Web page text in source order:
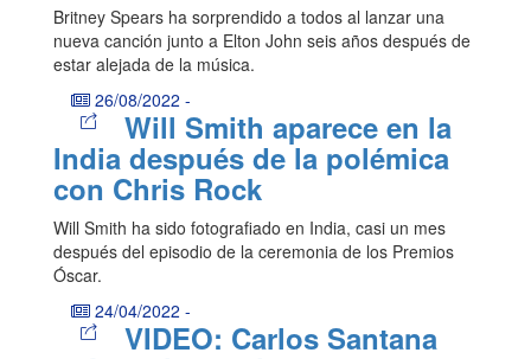
Britney Spears ha sorprendido a todos al lanzar una
nueva canción junto a Elton John seis años después de
estar alejada de la música.
26/08/2022 -
Will Smith aparece en la
India después de la polémica
con Chris Rock
Will Smith ha sido fotografiado en India, casi un mes
después del episodio de la ceremonia de los Premios
Óscar.
24/04/2022 -
VIDEO: Carlos Santana